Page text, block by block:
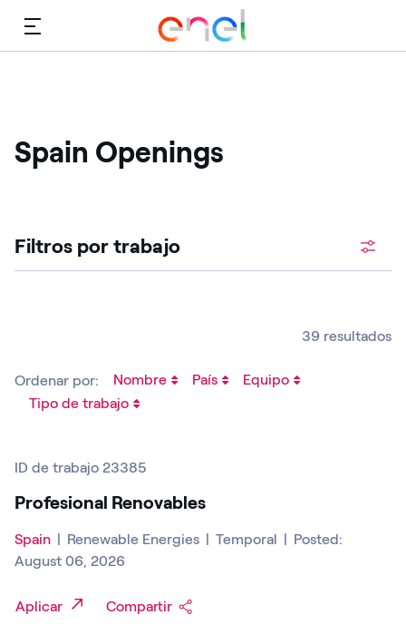
Menú
Spain Openings
Filtros por trabajo
39 resultados
Ordenar por:
ID de trabajo 23385
Profesional Renovables
Spain Renewable Energies Temporal
Posted:
August 06, 2026
Aplicar Compartir